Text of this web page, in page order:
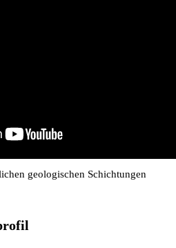
geologischen Schichtungen